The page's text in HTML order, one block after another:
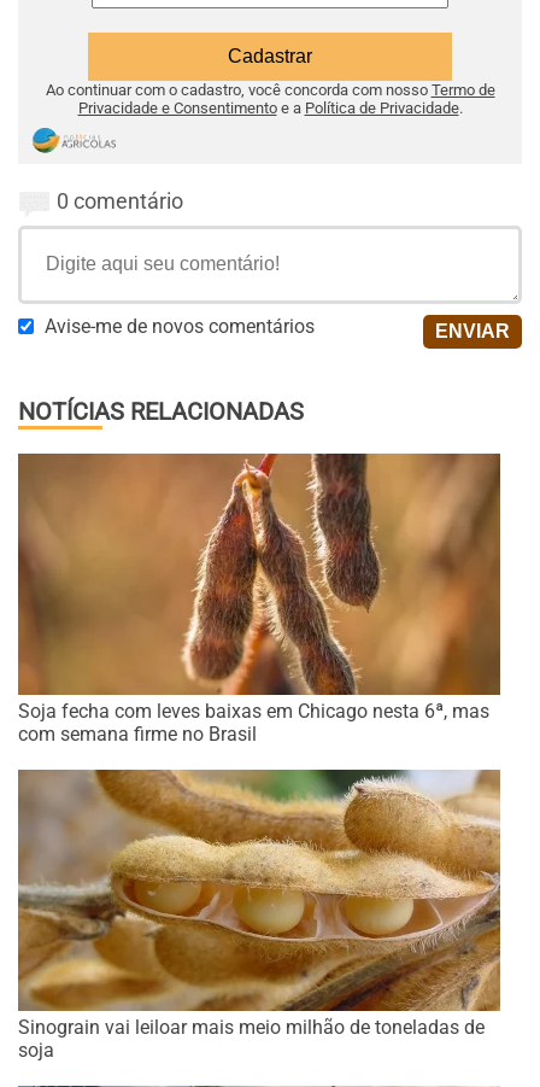
Ao continuar com o cadastro, você concorda com nosso Termo de
Privacidade e Consentimentoe a Política de Privacidade.
0 comentário
Avise-me de novos comentários
NOTÍCIAS RELACIONADAS
Soja fecha com leves baixas em Chicago nesta 6ª, mas
com semana firme no Brasil
Sinograin vai leiloar mais meio milhão de toneladas de
soja